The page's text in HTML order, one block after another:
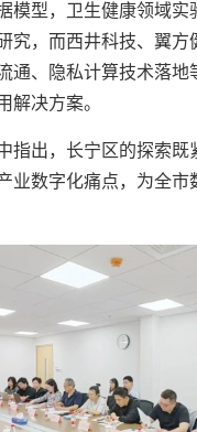
模型，卫生健康领域实
究，而西井科技、翼方
通、隐私计算技术落地
解决方案。
指出，长宁区的探索既
业数字化痛点，为全市